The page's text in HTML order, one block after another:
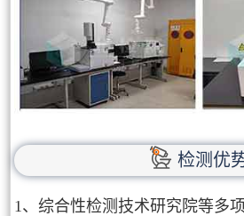
检测优
1、综合性检测技术研究院等多